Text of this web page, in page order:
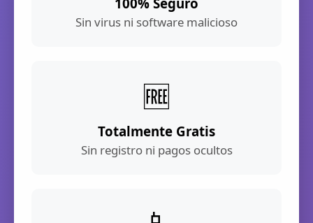
Sin virus ni software malicioso
🆓
Totalmente Gratis
Sin registro ni pagos ocultos